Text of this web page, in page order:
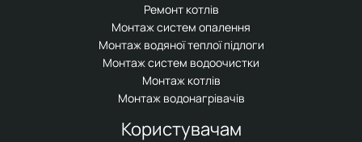
Ремонт котлів
Монтаж систем опалення
Монтаж водяної теплої підлоги
Монтаж систем водоочистки
Монтаж котлів
Монтаж водонагрівачів
Користувачам